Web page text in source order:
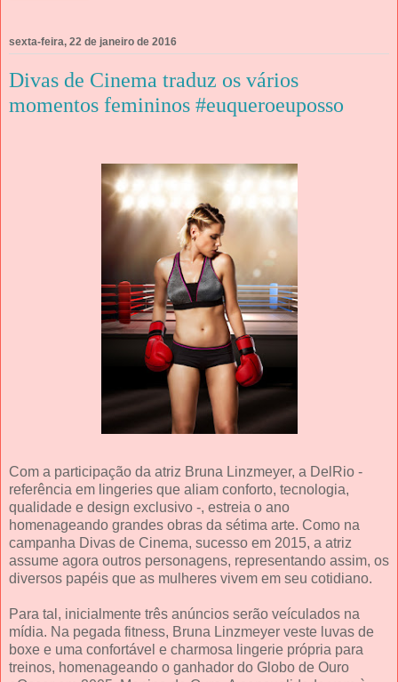
sexta-feira, 22 de janeiro de 2016
Divas de Cinema traduz os vários
momentos femininos #euqueroeuposso
Com a participação da atriz Bruna Linzmeyer, a DelRio -
referência em lingeries que aliam conforto, tecnologia,
qualidade e design exclusivo -, estreia o ano
homenageando grandes obras da sétima arte. Como na
campanha Divas de Cinema, sucesso em 2015, a atriz
assume agora outros personagens, representando assim, os
diversos papéis que as mulheres vivem em seu cotidiano.
Para tal, inicialmente três anúncios serão veículados na
mídia. Na pegada fitness, Bruna Linzmeyer veste luvas de
boxe e uma confortável e charmosa lingerie própria para
treinos, homenageando o ganhador do Globo de Ouro